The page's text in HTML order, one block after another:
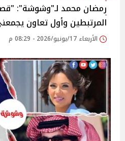
رمضان محمد لـ"وشوشة":
المرتبطين وأول تعاون
الأربعاء 17/يونيو/2026 - 08:29 م